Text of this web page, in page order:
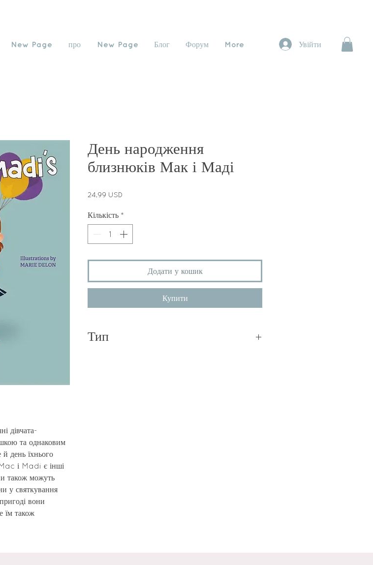
New Page про New Page Блог Форум More Увійти
дівчата-
та однаковим
день їхнього
і Madi є інші
також можуть
у святкування
вони
їм також
День народження
близнюків Мак і Маді
24,99 USD
Кількість *
Додати у кошик
Купити
Тип